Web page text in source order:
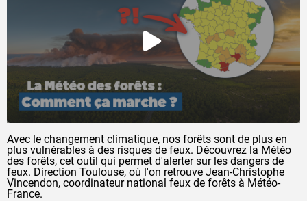
Avec le changement climatique, nos forêts sont de plus en
plus vulnérables à des risques de feux. Découvrez la Météo
des forêts, cet outil qui permet d'alerter sur les dangers de
feux. Direction Toulouse, où l'on retrouve Jean-Christophe
Vincendon, coordinateur national feux de forêts à Météo-
France.